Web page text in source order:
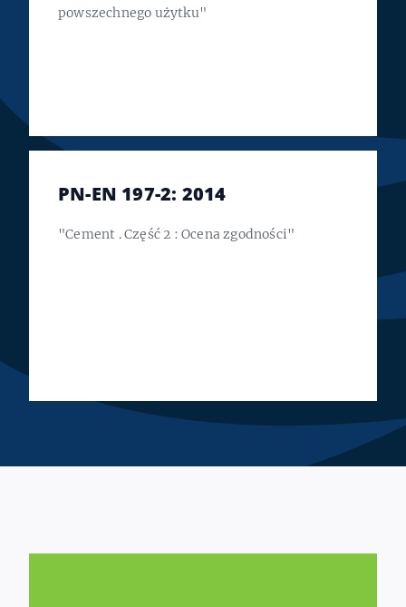
powszechnego użytku"
PN-EN 197-2: 2014
"Cement . Część 2 : Ocena zgodności"